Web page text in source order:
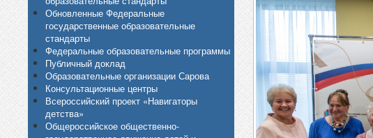
Обновленные Федеральные
государственные образовательные
стандарты
Федеральные образовательные программы
Публичный доклад
Образовательные организации Сарова
Консультационные центры
Всероссийский проект «Навигаторы
детства»
Общероссийское общественно-